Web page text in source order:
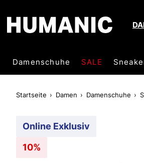
Damenschuhe SALE
Startseite Damen Damenschuhe
Online Exklusiv
10%